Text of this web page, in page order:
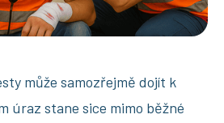
může samozřejmě dojít k
úraz stane sice mimo běžné